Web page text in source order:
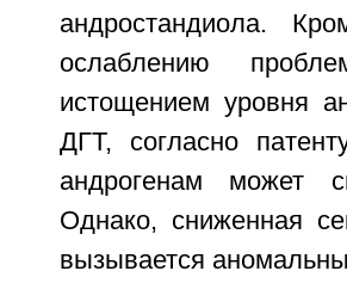
андростандиола.
ослаблению
истощением уровня
ДГТ, согласно
андрогенам может
Однако, сниженная
вызывается